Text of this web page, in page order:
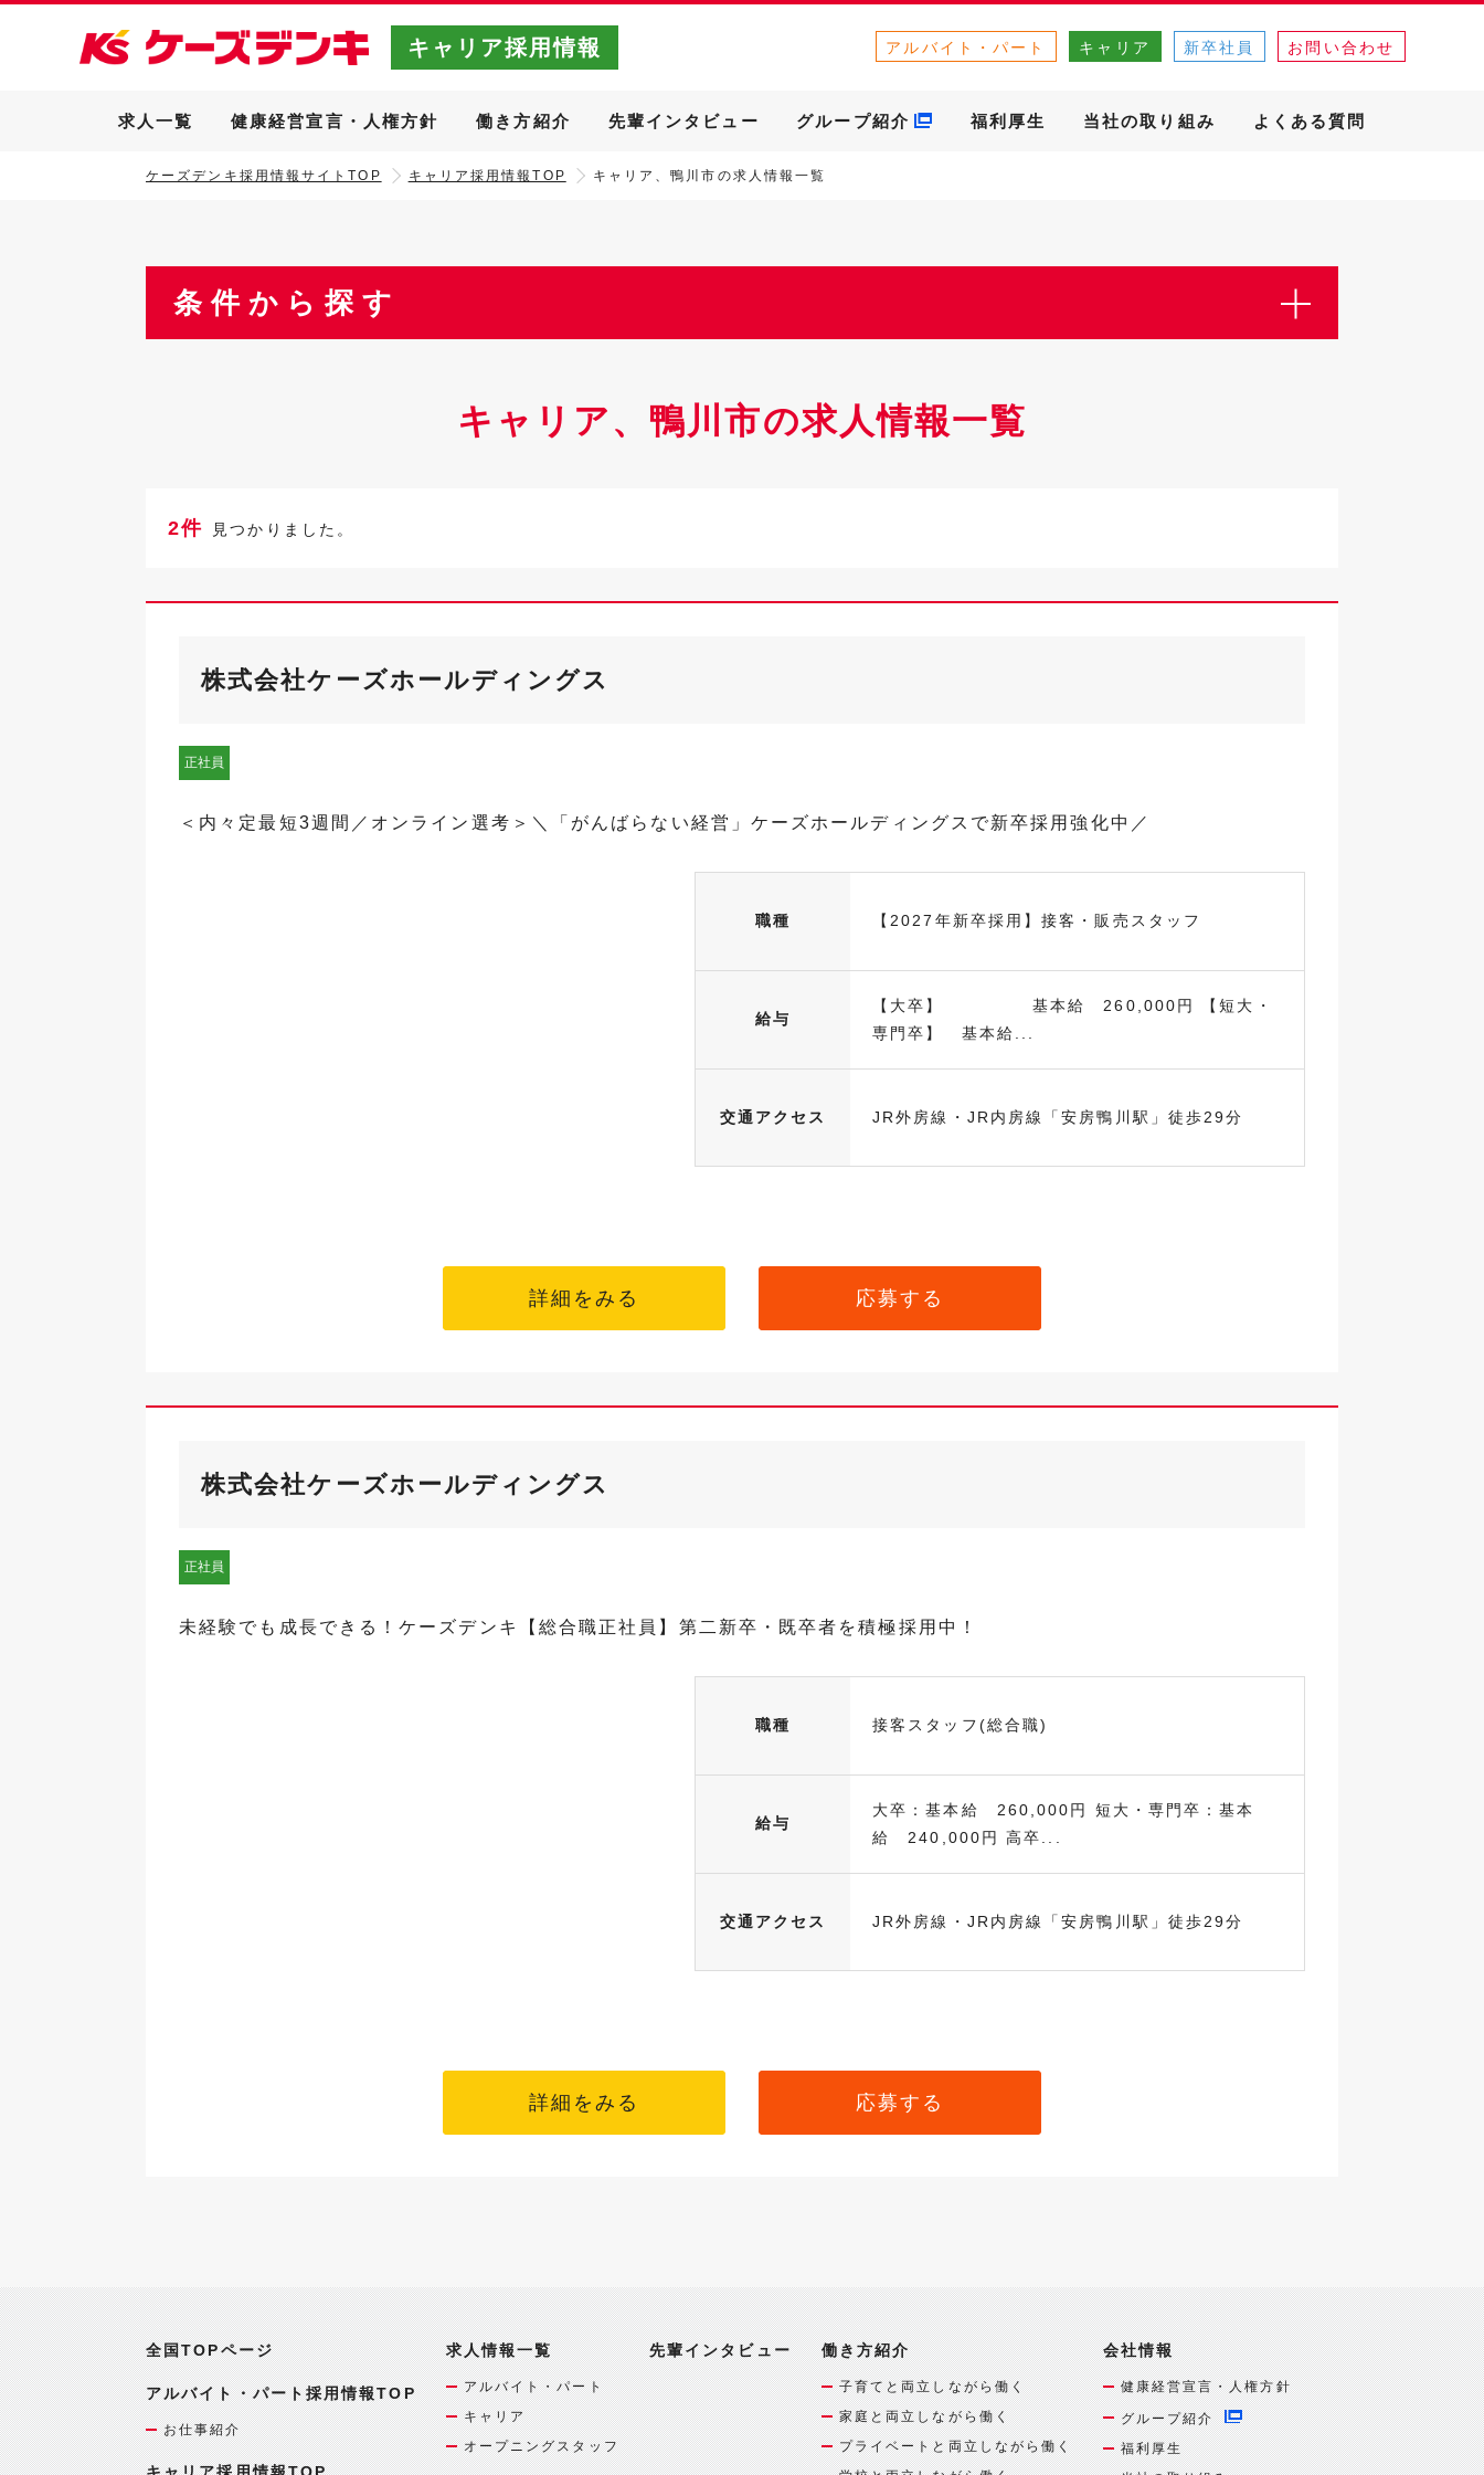
キャリア採用情報 アルバイト・パート キャリア 新卒社員 お問い合わせ
求人一覧 健康経営宣言・人権方針 働き方紹介 先輩インタビュー グループ紹介 福利厚生 当社の取り組み よくある質問
ケーズデンキ採用情報サイトTOP キャリア採用情報TOP キャリア、鴨川市の求人情報一覧
条件から探す
キャリア、鴨川市の求人情報一覧
2件 見つかりました。
株式会社ケーズホールディングス
正社員
＜内々定最短3週間／オンライン選考＞＼「がんばらない経営」ケーズホールディングスで新卒採用強化中／
職種 【2027年新卒採用】接客・販売スタッフ
給与
【大卒】 基本給 260,000円 【短大・
専門卒】 基本給...
交通アクセス JR外房線・JR内房線「安房鴨川駅」徒歩29分
詳細をみる 応募する
株式会社ケーズホールディングス
正社員
未経験でも成長できる！ケーズデンキ【総合職正社員】第二新卒・既卒者を積極採用中！
職種 接客スタッフ(総合職)
給与
大卒：基本給 260,000円 短大・専門卒：基本
給 240,000円 高卒...
交通アクセス JR外房線・JR内房線「安房鴨川駅」徒歩29分
詳細をみる 応募する
全国TOPページ
アルバイト・パート採用情報TOP
お仕事紹介
キャリア採用情報TOP
求人情報一覧
アルバイト・パート
キャリア
オープニングスタッフ
先輩インタビュー 働き方紹介
子育てと両立しながら働く
家庭と両立しながら働く
プライベートと両立しながら働く
会社情報
健康経営宣言・人権方針
グループ紹介
福利厚生